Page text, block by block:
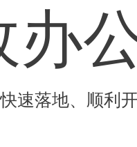
办
速落地、顺利